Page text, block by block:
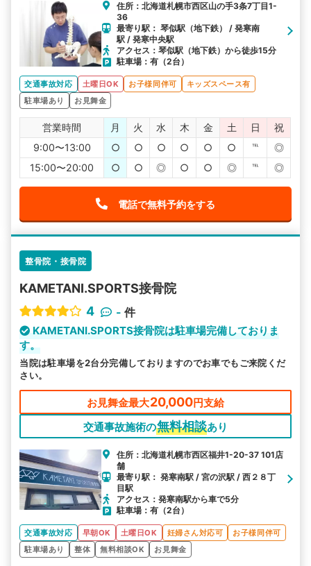
住所：北海道札幌市西区山の手3条7丁目1-
36
最寄り駅： 琴似駅（地下鉄） / 発寒南
駅 / 発寒中央駅
アクセス：琴似駅（地下鉄）から徒歩15分
駐車場：有（2台）
交通事故対応 土曜日OK お子様同伴可
キッズスペース有
駐車場あり
お見舞金
営業時間 月 火 水 木 金 土 日
祝
9:00〜13:00
○ ○ ○ ○ ○ ○ ℡
◎
15:00〜20:00
○ ○ ◎ ○ ○ ◎ ℡ ◎
電話で無料予約をする
整骨院・接骨院
KAMETANI.SPORTS接骨院
4
- 件
KAMETANI.SPORTS接骨院は駐車場完備しておりま
す。
当院は駐車場を2台分完備しておりますのでお車でもご来院くだ
さい。
お見舞金最大20,000円支給
交通事故施術の無料相談あり
住所：北海道札幌市西区福井1-20-37 101店
舗
最寄り駅： 発寒南駅 / 宮の沢駅 / 西２８丁
目駅
アクセス：発寒南駅から車で5分
駐車場：有（2台）
交通事故対応 早朝OK 土曜日OK 妊婦さん対応可
お子様同伴可
駐車場あり
整体 無料相談OK お見舞金